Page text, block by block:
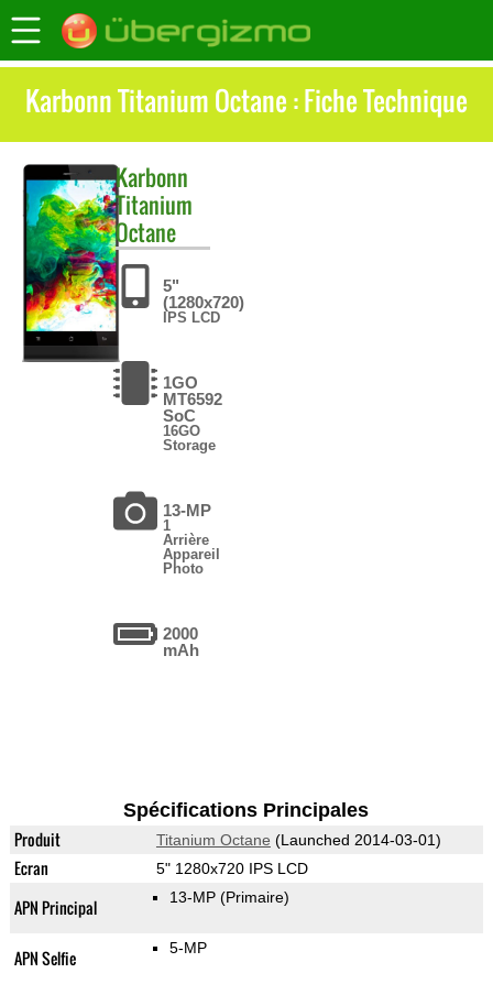
Karbonn Titanium Octane : Fiche Technique
Karbonn
Titanium
Octane
5"
(1280x720)
IPS LCD
1GO
MT6592
SoC
16GO
Storage
13-MP
1
Arrière
Appareil
Photo
2000
mAh
Spécifications Principales
Produit Titanium Octane (Launched 2014-03-01)
Ecran 5" 1280x720 IPS LCD
APN Principal 13-MP (Primaire)
APN Selfie 5-MP